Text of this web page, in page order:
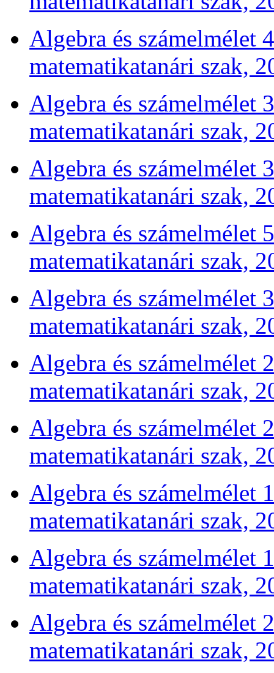
Algebra és számelmélet
matematikatanári szak,
Algebra és számelmélet
matematikatanári szak,
Algebra és számelmélet
matematikatanári szak,
Algebra és számelmélet
matematikatanári szak,
Algebra és számelmélet
matematikatanári szak,
Algebra és számelmélet
matematikatanári szak,
Algebra és számelmélet
matematikatanári szak,
Algebra és számelmélet
matematikatanári szak,
Algebra és számelmélet
matematikatanári szak,
Algebra és számelmélet
matematikatanári szak,